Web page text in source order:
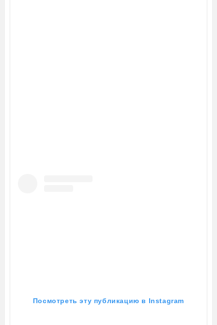
Посмотреть эту публикацию в Instagram